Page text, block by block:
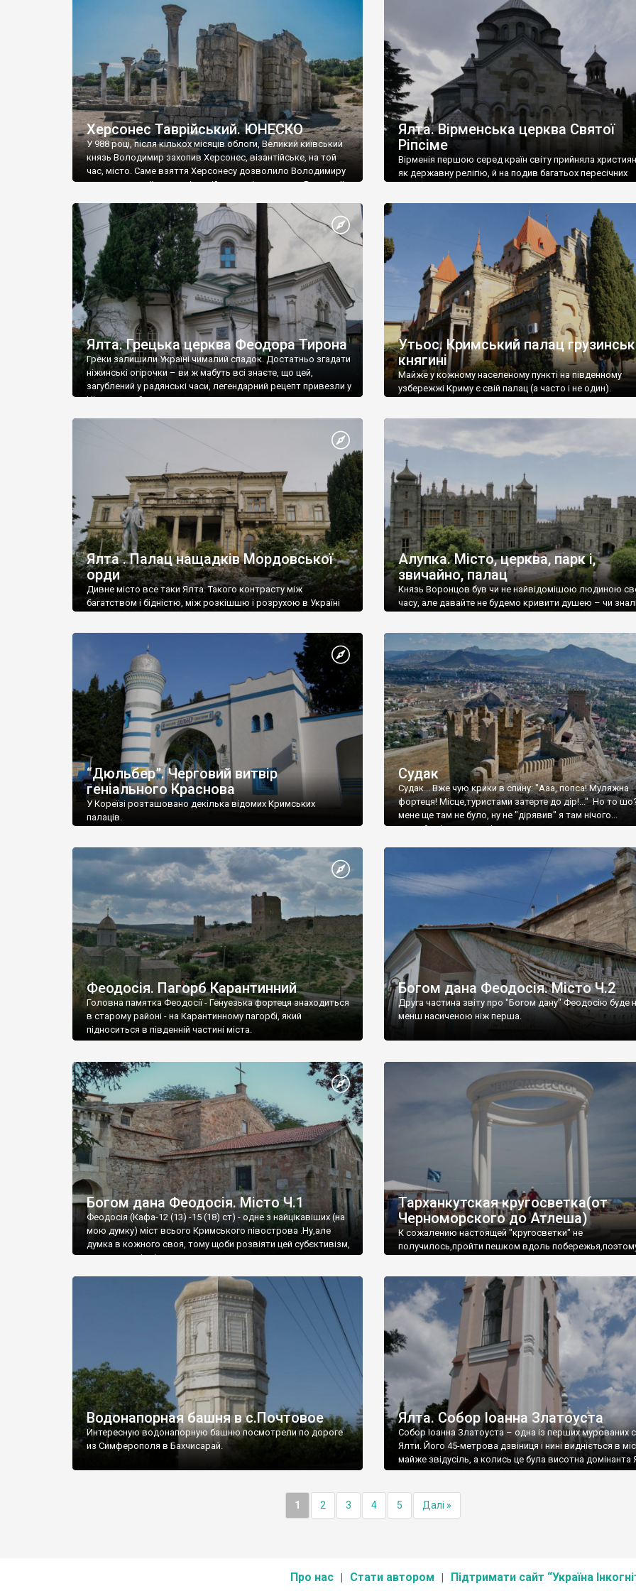
візантійської доби. Раритети викрадені з фондів об’єкту
культурної спадщини ЮНЕСКО «Херсонеса Таврійського».
Офіційно – на виставку «Золото Візантії», але експерти та
влада в Україні вважають це лише […]
називаються «повстяками» (postaki)…” “Вино. Крим
виробляє відмінне вино і його вдосталь: воно все
легке біле і дуже […]
Херсонес Таврійський. ЮНЕСКО
У 988 році, після кількох місяців облоги, Великий київський
князь Володимир захопив Херсонес, візантійське, на той
час, місто. Саме взяття Херсонесу дозволило Володимиру
диктувати свої умови візантійському імператору Василю ІІ,
Херсонесі Володимир-язичник, став Василем-
християнином. А потім було Хрещення Русі. На честь
Херсонесу Таврійського названо місто […]
Ялта. Вірменська церква Святої
Ріпсіме
Вірменія першою серед країн світу прийняла
як державну релігію, й на подив багатьох пересічних
Ялта. Грецька церква Феодора Тирона
Греки залишили Україні чималий спадок. Достатньо згадати
ніжинські огірочки – ви ж мабуть всі знаєте, що цей,
загублений у радянські часи, легендарний рецепт привезли у
Ніжин греки?
Утьос. Кримський палац
княгині
Майже у кожному населеному пункті на південному
узбережжі Криму є свій палац (а часто і не один).
Ялта . Палац нащадків Мордовської
орди
Дивне місто все таки Ялта. Такого контрасту між
багатством і бідністю, між розкішшю і розрухою в Україні
Алупка. Місто, церква, парк і,
звичайно, палац
Князь Воронцов був чи не найвідомішою людиною
часу, але давайте не будемо кривити душею – чи
“Дюльбер”. Черговий витвір
геніального Краснова
У Кореїзі розташовано декілька відомих Кримських
палаців.
Судак
Судак... Вже чую крики в спину: "Ааа, попса! Муляжна
фортеця! Місце,туристами затерте до дір!..." Но то
мене ще там не було, ну не "дірявив" я там нічого...
принаймні до цього літа.
Феодосія. Пагорб Карантинний
Головна памятка Феодосії - Генуезька фортеця знаходиться
в старому районі - на Карантинному пагорбі, який
підноситься в південній частині міста.
Богом дана Феодосія. Місто Ч.2
Друга частина звіту про "Богом дану" Феодосію буде
менш насиченою ніж перша.
Богом дана Феодосія. Місто Ч.1
Феодосія (Кафа-12 (13) -15 (18) ст) - одне з найцікавіших (на
мою думку) міст всього Кримського півострова .Ну,але
думка в кожного своя, тому щоби розвіяти цей субєктивізм,
запрошую відвідати це
Тарханкутская кругосветка(от
Черноморского до Атлеша)
К сожалению настоящей "кругосветки" не
получилось,пройти пешком вдоль
Водонапорная башня в с.Почтовое
Интересную водонапорную башню посмотрели по дороге
из Симферополя в Бахчисарай.
Ялта. Собор Іоанна Златоуста
Собор Іоанна Златоуста – одна із перших мурованих
Ялти. Його 45-метрова дзвіниця і нині видніється в
майже звідусіль, а колись це була висотна домінанта
1 2 3 4 5 Далі »
Про нас Стати автором Підтримати сайт “Україна